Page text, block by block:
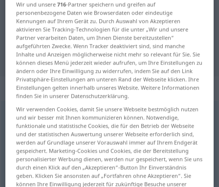
Polnisch-Deutsch Übersetzung für
"siedzenie"
"siedzenie" Deutsch Übersetzung
„siedzenie“: rodzaj nijaki
siedzenien <-a>
Übersicht aller Übersetzungen
(Für mehr Details die Übersetzung anklicken/antippen)
Sitzplatz, Hinterteil
Wir und unsere716-Partner speichern und greifen auf
personenbezogene Daten wie Browserdaten oder eindeutige
Kennungen auf Ihrem Gerät zu. Durch Auswahl von Akzeptieren
aktivieren Sie Tracking-Technologien für die unter „Wir und unsere
Partner verarbeiten Daten, um Ihnen Dienste bereitzustellen“
aufgeführten Zwecke. Wenn Tracker deaktiviert sind, sind manche
Inhalte und Anzeigen möglicherweise nicht mehr so relevant für Sie. Sie
können dieses Menü jederzeit wieder aufrufen, um Ihre Einstellungen zu
ändern oder Ihre Einwilligung zu widerrufen, indem Sie auf den Link
Privatsphäre-Einstellungen am unteren Rand der Webseite klicken. Ihre
Einstellungen gelten innerhalb unseres Website. Weitere Informationen
finden Sie in unserer Datenschutzerklärung.
Wir verwenden Cookies, damit Sie unsere Webseite bestmöglich nutzen
und wir besser mit Ihnen kommunizieren können. Notwendige,
funktionale und statistische Cookies, die für den Betrieb der Webseite
und der statistischen Auswertung unserer Webseite erforderlich sind,
werden auf Grundlage unserer Vorauswahl immer auf Ihrem Endgerät
gespeichert. Marketing-Cookies und Cookies, die der Bereitstellung
personalisierter Werbung dienen, werden nur gespeichert, wenn Sie uns
durch einen Klick auf den „Akzeptieren“-Button Ihr Einverständnis
geben. Klicken Sie ansonsten auf „Fortfahren ohne Akzeptieren“. Sie
können Ihre Einwilligung jederzeit für zukünftige Besuche unserer